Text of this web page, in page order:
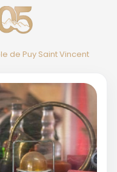
de Puy Saint Vincent